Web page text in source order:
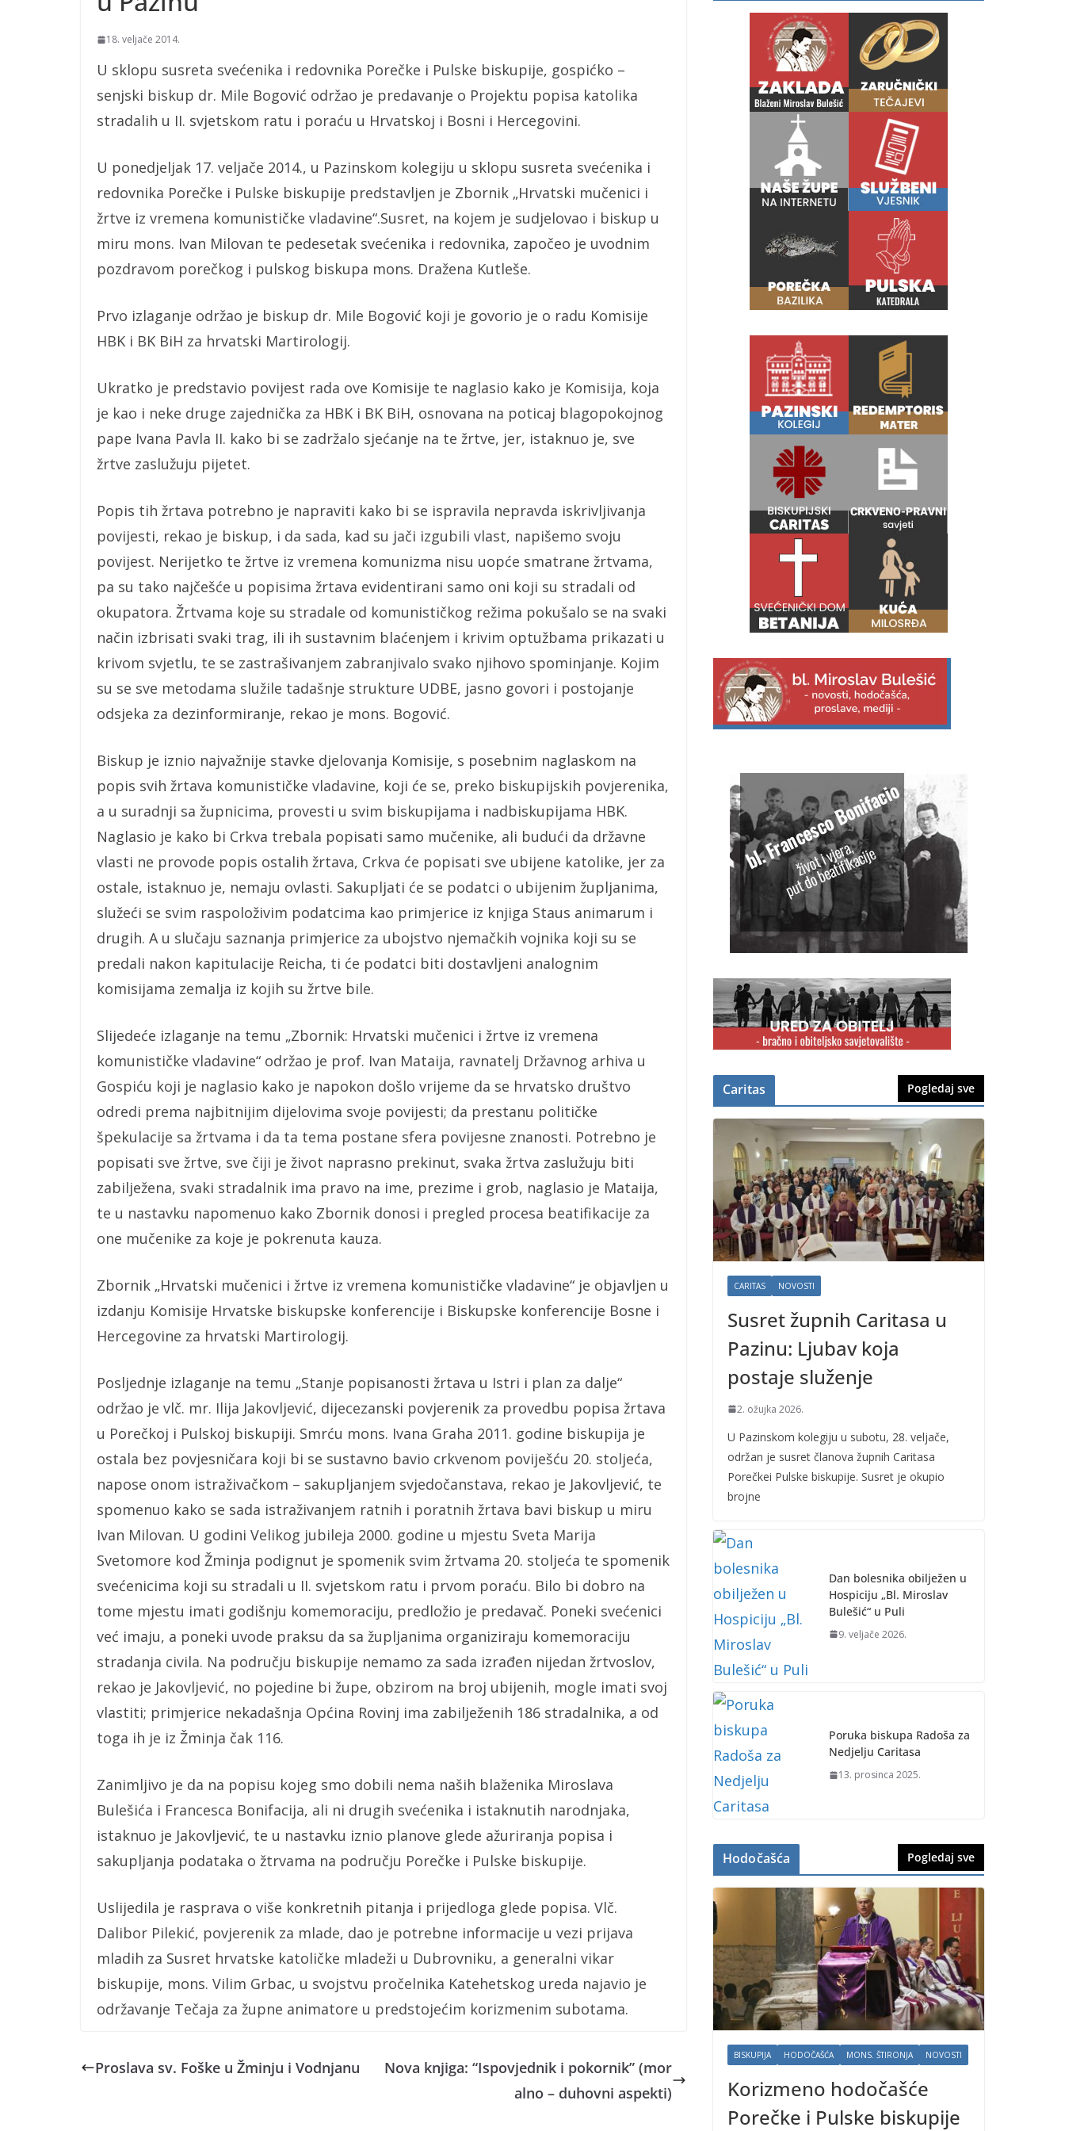
18. veljače 2014.
U sklopu susreta svećenika i redovnika Porečke i Pulske biskupije, gospićko –
senjski biskup dr. Mile Bogović održao je predavanje o Projektu popisa katolika
stradalih u II. svjetskom ratu i poraću u Hrvatskoj i Bosni i Hercegovini.
U ponedjeljak 17. veljače 2014., u Pazinskom kolegiju u sklopu susreta svećenika i
redovnika Porečke i Pulske biskupije predstavljen je Zbornik „Hrvatski mučenici i
žrtve iz vremena komunističke vladavine“.Susret, na kojem je sudjelovao i biskup u
miru mons. Ivan Milovan te pedesetak svećenika i redovnika, započeo je uvodnim
pozdravom porečkog i pulskog biskupa mons. Dražena Kutleše.
Prvo izlaganje održao je biskup dr. Mile Bogović koji je govorio je o radu Komisije
HBK i BK BiH za hrvatski Martirologij.
Ukratko je predstavio povijest rada ove Komisije te naglasio kako je Komisija, koja
je kao i neke druge zajednička za HBK i BK BiH, osnovana na poticaj blagopokojnog
pape Ivana Pavla II. kako bi se zadržalo sjećanje na te žrtve, jer, istaknuo je, sve
žrtve zaslužuju pijetet.
Popis tih žrtava potrebno je napraviti kako bi se ispravila nepravda iskrivljivanja
povijesti, rekao je biskup, i da sada, kad su jači izgubili vlast, napišemo svoju
povijest. Nerijetko te žrtve iz vremena komunizma nisu uopće smatrane žrtvama,
pa su tako najčešće u popisima žrtava evidentirani samo oni koji su stradali od
okupatora. Žrtvama koje su stradale od komunističkog režima pokušalo se na svaki
način izbrisati svaki trag, ili ih sustavnim blaćenjem i krivim optužbama prikazati u
krivom svjetlu, te se zastrašivanjem zabranjivalo svako njihovo spominjanje. Kojim
su se sve metodama služile tadašnje strukture UDBE, jasno govori i postojanje
odsjeka za dezinformiranje, rekao je mons. Bogović.
Biskup je iznio najvažnije stavke djelovanja Komisije, s posebnim naglaskom na
popis svih žrtava komunističke vladavine, koji će se, preko biskupijskih povjerenika,
a u suradnji sa župnicima, provesti u svim biskupijama i nadbiskupijama HBK.
Naglasio je kako bi Crkva trebala popisati samo mučenike, ali budući da državne
vlasti ne provode popis ostalih žrtava, Crkva će popisati sve ubijene katolike, jer za
ostale, istaknuo je, nemaju ovlasti. Sakupljati će se podatci o ubijenim župljanima,
služeći se svim raspoloživim podatcima kao primjerice iz knjiga Staus animarum i
drugih. A u slučaju saznanja primjerice za ubojstvo njemačkih vojnika koji su se
predali nakon kapitulacije Reicha, ti će podatci biti dostavljeni analognim
komisijama zemalja iz kojih su žrtve bile.
Slijedeće izlaganje na temu „Zbornik: Hrvatski mučenici i žrtve iz vremena
komunističke vladavine“ održao je prof. Ivan Mataija, ravnatelj Državnog arhiva u
Gospiću koji je naglasio kako je napokon došlo vrijeme da se hrvatsko društvo
odredi prema najbitnijim dijelovima svoje povijesti; da prestanu političke
špekulacije sa žrtvama i da ta tema postane sfera povijesne znanosti. Potrebno je
popisati sve žrtve, sve čiji je život naprasno prekinut, svaka žrtva zaslužuju biti
zabilježena, svaki stradalnik ima pravo na ime, prezime i grob, naglasio je Mataija,
te u nastavku napomenuo kako Zbornik donosi i pregled procesa beatifikacije za
one mučenike za koje je pokrenuta kauza.
Zbornik „Hrvatski mučenici i žrtve iz vremena komunističke vladavine“ je objavljen u
izdanju Komisije Hrvatske biskupske konferencije i Biskupske konferencije Bosne i
Hercegovine za hrvatski Martirologij.
Posljednje izlaganje na temu „Stanje popisanosti žrtava u Istri i plan za dalje“
održao je vlč. mr. Ilija Jakovljević, dijecezanski povjerenik za provedbu popisa žrtava
u Porečkoj i Pulskoj biskupiji. Smrću mons. Ivana Graha 2011. godine biskupija je
ostala bez povjesničara koji bi se sustavno bavio crkvenom poviješću 20. stoljeća,
napose onom istraživačkom – sakupljanjem svjedočanstava, rekao je Jakovljević, te
spomenuo kako se sada istraživanjem ratnih i poratnih žrtava bavi biskup u miru
Ivan Milovan. U godini Velikog jubileja 2000. godine u mjestu Sveta Marija
Svetomore kod Žminja podignut je spomenik svim žrtvama 20. stoljeća te spomenik
svećenicima koji su stradali u II. svjetskom ratu i prvom poraću. Bilo bi dobro na
tome mjestu imati godišnju komemoraciju, predložio je predavač. Poneki svećenici
već imaju, a poneki uvode praksu da sa župljanima organiziraju komemoraciju
stradanja civila. Na području biskupije nemamo za sada izrađen nijedan žrtvoslov,
rekao je Jakovljević, no pojedine bi župe, obzirom na broj ubijenih, mogle imati svoj
vlastiti; primjerice nekadašnja Općina Rovinj ima zabilježenih 186 stradalnika, a od
toga ih je iz Žminja čak 116.
Zanimljivo je da na popisu kojeg smo dobili nema naših blaženika Miroslava
Bulešića i Francesca Bonifacija, ali ni drugih svećenika i istaknutih narodnjaka,
istaknuo je Jakovljević, te u nastavku iznio planove glede ažuriranja popisa i
sakupljanja podataka o žtrvama na području Porečke i Pulske biskupije.
Uslijedila je rasprava o više konkretnih pitanja i prijedloga glede popisa. Vlč.
Dalibor Pilekić, povjerenik za mlade, dao je potrebne informacije u vezi prijava
mladih za Susret hrvatske katoličke mladeži u Dubrovniku, a generalni vikar
biskupije, mons. Vilim Grbac, u svojstvu pročelnika Katehetskog ureda najavio je
održavanje Tečaja za župne animatore u predstojećim korizmenim subotama.
Proslava sv. Foške u Žminju i Vodnjanu
Nova knjiga: “Ispovjednik i pokornik” (mor
alno – duhovni aspekti)
Caritas Pogledaj sve
CARITAS NOVOSTI
Susret župnih Caritasa u
Pazinu: Ljubav koja
postaje služenje
2. ožujka 2026.
U Pazinskom kolegiju u subotu, 28. veljače,
održan je susret članova župnih Caritasa
Porečkei Pulske biskupije. Susret je okupio
brojne
Dan bolesnika obilježen u
Hospiciju „Bl. Miroslav
Bulešić“ u Puli
9. veljače 2026.
Poruka biskupa Radoša za
Nedjelju Caritasa
13. prosinca 2025.
Hodočašća Pogledaj sve
BISKUPIJA HODOČAŠĆA MONS. ŠTIRONJA NOVOSTI
Korizmeno hodočašće
Porečke i Pulske biskupije